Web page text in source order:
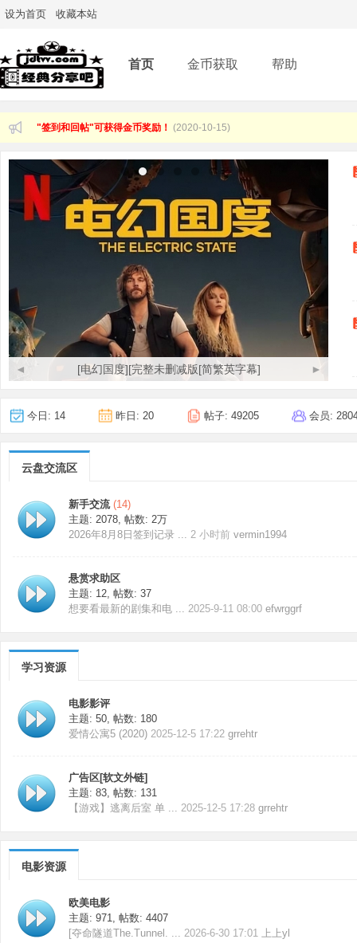
设为首页 收藏本站
首页 金币获取 帮助
"签到和回帖"可获得金币奖励！ (2020-10-15)
◄ ►
今日: 14 昨日: 20 帖子: 49205 会员:
云盘交流区
新手交流(14)
主题: 2078, 帖数: 2万
2026年8月8日签到记录 ... 2 小时前 vermin1994
悬赏求助区
主题: 12, 帖数: 37
想要看最新的剧集和电 ... 2025-9-11 08:00 efwrggrf
学习资源
电影影评
主题: 50, 帖数: 180
爱情公寓5 (2020) 2025-12-5 17:22 grrehtr
广告区[软文外链]
主题: 83, 帖数: 131
【游戏】逃离后室 单 ... 2025-12-5 17:28 grrehtr
电影资源
欧美电影
主题: 971, 帖数: 4407
[夺命隧道The.Tunnel. ... 2026-6-30 17:01 上上yl